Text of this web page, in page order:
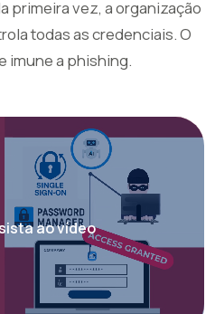
primeira vez, a organização
todas as credenciais. O
imune a phishing.
ao vídeo